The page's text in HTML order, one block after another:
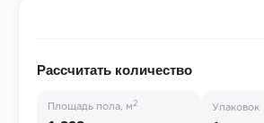
Рассчитать количество
Площадь пола, м 2
Упаковок